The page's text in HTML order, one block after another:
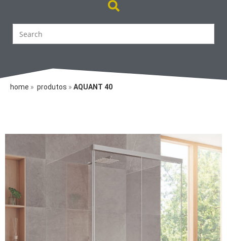
home » produtos » AQUANT 40